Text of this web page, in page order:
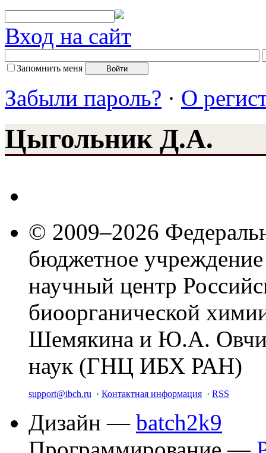
Вход на сайт
Запомнить меня
Забыли пароль? · О
Цыгольник Д.А.
© 2009–2026
бюджетное
научный центр
биоорганической
Шемякина и Ю.А.
наук (ГНЦ ИБХ РАН)
support@ibch.ru · Контактная информация · RSS
Дизайн — batch2k9